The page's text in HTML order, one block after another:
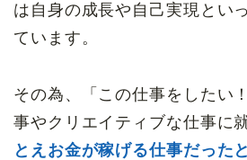
は自身の成長や自己実現とい
ています。
その為、「この仕事をしたい
事やクリエイティブな仕事に
とえお金が稼げる仕事だった